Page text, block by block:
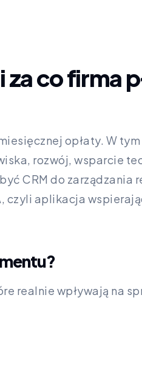
co firma
opłaty. W
rozwój, wsparcie
CRM do zarządzania
czyli aplikacja
realnie wpływają na